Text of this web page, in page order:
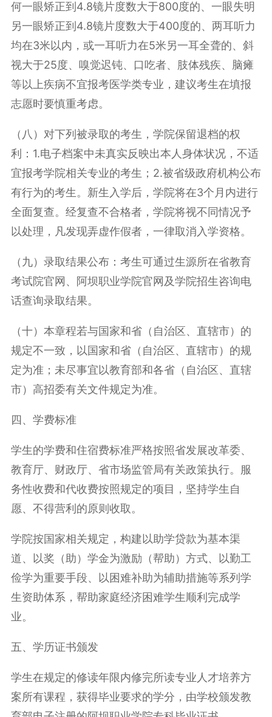
何一眼矫正到4.8镜片度数大于800度的、一眼失明
另一眼矫正到4.8镜片度数大于400度的、两耳听力
均在3米以内，或一耳听力在5米另一耳全聋的、斜
视大于25度、嗅觉迟钝、口吃者、肢体残疾、脑瘫
等以上疾病不宜报考医学类专业，建议考生在填报
志愿时要慎重考虑。
（八）对下列被录取的考生，学院保留退档的权
利：1.电子档案中未真实反映出本人身体状况，不适
宜报考学院相关专业的考生；2.被省级政府机构公布
有行为的考生。新生入学后，学院将在3个月内进行
全面复查。经复查不合格者，学院将视不同情况予
以处理，凡发现弄虚作假者，一律取消入学资格。
（九）录取结果公布：考生可通过生源所在省教育
考试院官网、阿坝职业学院官网及学院招生咨询电
话查询录取结果。
（十）本章程若与国家和省（自治区、直辖市）的
规定不一致，以国家和省（自治区、直辖市）的规
定为准；未尽事宜以教育部和各省（自治区、直辖
市）高招委有关文件规定为准。
四、学费标准
学生的学费和住宿费标准严格按照省发展改革委、
教育厅、财政厅、省市场监管局有关政策执行。服
务性收费和代收费按照规定的项目，坚持学生自
愿、不得营利的原则收取。
学院按国家相关规定，构建以助学贷款为基本渠
道、以奖（助）学金为激励（帮助）方式、以勤工
俭学为重要手段、以困难补助为辅助措施等系列学
生资助体系，帮助家庭经济困难学生顺利完成学
业。
五、学历证书颁发
学生在规定的修读年限内修完所读专业人才培养方
案所有课程，获得毕业要求的学分，由学校颁发教